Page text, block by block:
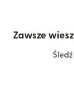
Zawsze